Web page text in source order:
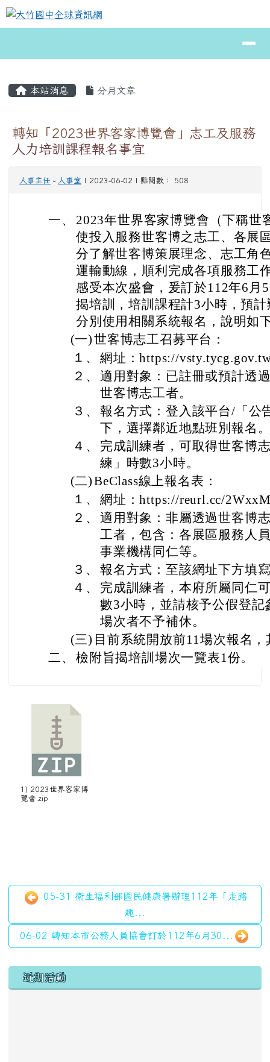
跳至主內容區
大竹國中全球資訊網
本站消息 分月文章
轉知「2023世界客家博覽會」志工及服務
人力培訓課程報名事宜
人事主任 - 人事室 | 2023-06-02 | 點閱數： 508
一、
2023年世界客家博覽會（下稱世
使投入服務世客博之志工、各展
分了解世客博策展理念、志工角
運輸動線，順利完成各項服務工
感受本次盛會，爰訂於112年6月
揭培訓，培訓課程計3小時，預
分別使用相關系統報名，說明如
(一)世客博志工召募平台：
１、 網址：https://
２、 適用對象：已註冊或預計透
世客博志工者。
３、 報名方式：登入該平台/「公
下，選擇鄰近地點班別報名
４、
完成訓練者，可取得世客博
練」時數3小時。
(二)BeClass線上報名表：
１、 網址：https://reurl.cc/
２、 適用對象：非屬透過世客博
工者，包含：各展區服務人
事業機構同仁等。
３、 報名方式：至該網址下方填
４、
完成訓練者，本府所屬同仁
數3小時，並請核予公假登
場次者不予補休。
(三) 目前系統開放前11場次報名
二、 檢附旨揭培訓場次一覽表1份。
1) 2023世界客家博
覽會.zip
05-31 衛生福利部國民健康署辦理112年「走路
趣...
06-02 轉知本市公務人員協會訂於112年6月30...
左邊區域內容
近期活動